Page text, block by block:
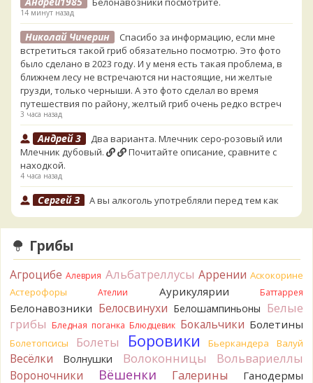
14 минут назад
Николай Чичерин
Спасибо за информацию, если мне
встретиться такой гриб обязательно посмотрю. Это фото
было сделано в 2023 году. И у меня есть такая проблема, в
ближнем лесу не встречаются ни настоящие, ни желтые
грузди, только черныши. А это фото сделал во время
путешествия по району, желтый гриб очень редко встреч
3 часа назад
Андрей 3
Два варианта. Млечник серо-розовый или
Млечник дубовый.
Почитайте описание, сравните с
находкой.
4 часа назад
Сергей З
А вы алкоголь употребляли перед тем как
Serj_Sf
лизнул, и пожевал, но горечи не почувствовал. Супруга
лизнула - ей горький, как таблетка. Детям тоже не горький.
То что это именно горчак сомнений нет. Но вот такие
индивидуальные вкусовые особенности.)Гриб, конечно,
выкинули.
16 часов назад
Verona Говорушка булавоногая могла бы вырасти...
17 часов назад
Грибы
Агроцибе Алеврия Альбатреллусы Аррении Аскокорине
Астерофоры
Ателии Аурикулярии Баттаррея
Белонавозники Белосвинухи Белошампиньоны Белые
грибы Бледная поганка Блюдцевик Бокальчики Болетины
Болетопсисы Болеты Боровики Бьеркандера Валуй
Весёлки Волнушки Волоконницы Вольвариеллы
Вороночники Вёшенки Галерины Ганодермы